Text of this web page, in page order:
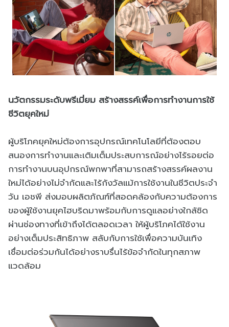
นวัตกรรมระดับพรีเมี่ยม สร้างสรรค์เพื่อการทำงานการใช้
ชีวิตยุคใหม่
ผู้บริโภคยุคใหม่ต้องการอุปกรณ์เทคโนโลยีที่ต้องตอบ
สนองการทำงานและเติมเต็มประสบการณ์อย่างไร้รอยต่อ
การทำงานบนอุปกรณ์พกพาที่สามารถสร้างสรรค์ผลงาน
ใหม่ได้อย่างไม่จำกัดและไร้กังวัลแม้การใช้งานในชีวิตประจำ
วัน เอชพี ส่งมอบผลิตภัณฑ์ที่สอดคล้องกับความต้องการ
ของผู้ใช้งานยุคไฮบริดมาพร้อมกับการดูแลอย่างใกล้ชิด
ผ่านช่องทางที่เข้าถึงได้ตลอดเวลา ให้ผู้บริโภคได้ใช้งาน
อย่างเต็มประสิทธิภาพ สลับกับการใช้เพื่อความบันเทิง
เชื่อมต่อร่วมกันได้อย่างราบรื่นไร้ข้อจำกัดในทุกสภาพ
แวดล้อม